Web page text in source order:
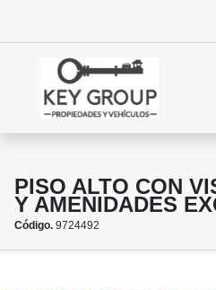
PISO ALTO CON
Y AMENIDADES
Código. 9724492